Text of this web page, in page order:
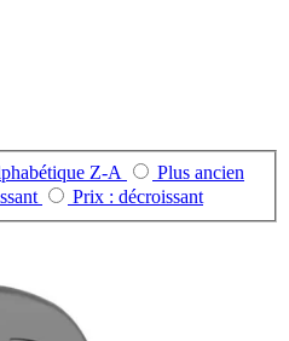
Z-A
Plus ancien
Prix : décroissant